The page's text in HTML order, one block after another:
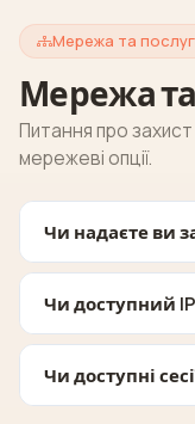
Мережа та
Мережа
Питання про
мережеві опції.
Чи надаєте ви
Чи доступний
Чи доступні